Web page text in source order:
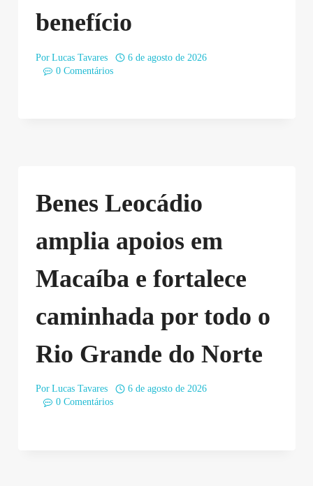
benefício
Por Lucas Tavares
6 de agosto de 2026
0 Comentários
Benes Leocádio
amplia apoios em
Macaíba e fortalece
caminhada por todo o
Rio Grande do Norte
Por Lucas Tavares
6 de agosto de 2026
0 Comentários